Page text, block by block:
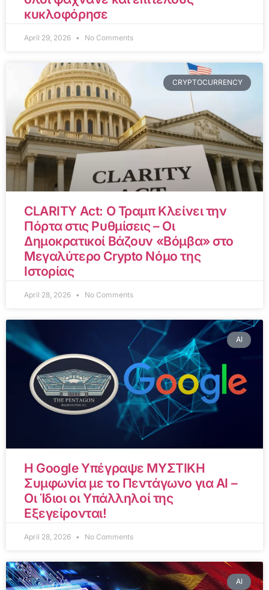
κυκλοφόρησε
April 29, 2026 No Comments
CRYPTOCURRENCY
CLARITY Act: Ο Τραμπ Κλείνει την
Πόρτα στις Ρυθμίσεις – Οι
Δημοκρατικοί Βάζουν «Βόμβα» στο
Μεγαλύτερο Crypto Νόμο της
Ιστορίας
April 28, 2026 No Comments
AI
Η Google Υπέγραψε ΜΥΣΤΙΚΗ
Συμφωνία με το Πεντάγωνο για AI –
Οι Ίδιοι οι Υπάλληλοί της
Εξεγείρονται!
April 28, 2026 No Comments
AI